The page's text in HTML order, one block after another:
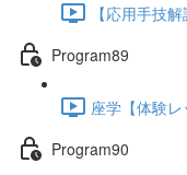
【応用手技
Program89
座学【体験
Program90